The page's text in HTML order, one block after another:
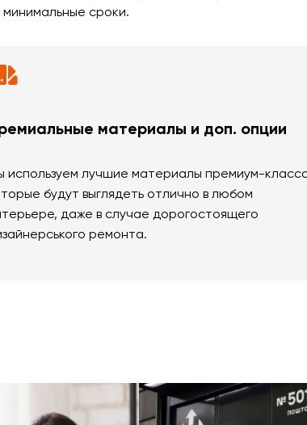
минимальные сроки.
материалы и доп. опции
используем лучшие материалы премиум-
будут выглядеть отлично в любом
даже в случае дорогостоящего
ремонта.